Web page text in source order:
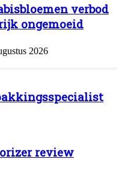
verbod
ongemoeid
2026
review